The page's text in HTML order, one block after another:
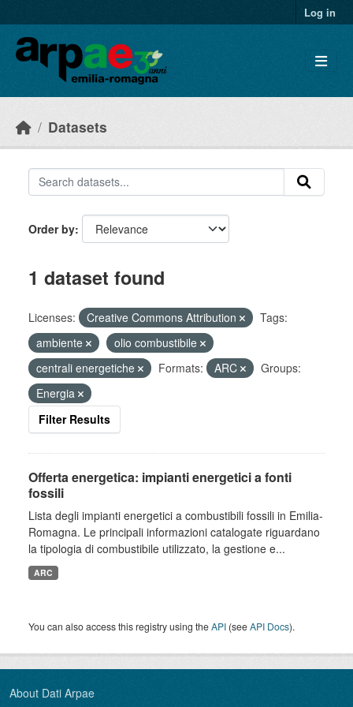
Log in
Datasets
Order by
1 dataset found
Licenses: Creative Commons Attribution
Tags:
ambiente
olio combustibile
centrali energetiche
Formats: ARC
Groups:
Energia
Filter Results
Offerta energetica: impianti energetici a fonti
fossili
Lista degli impianti energetici a combustibili fossili in Emilia-
Romagna. Le principali informazioni catalogate riguardano
la tipologia di combustibile utilizzato, la gestione e...
ARC
You can also access this registry using theAPI (seeAPI Docs).
About Dati Arpae